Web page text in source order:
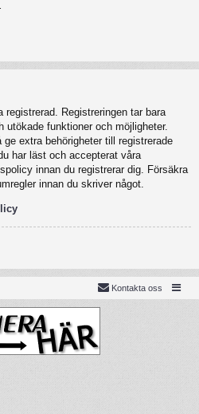
Registreringen tar bara
utökade funktioner och möjligheter.
extra behörigheter till registrerade
har läst och accepterat våra
innan du registrerar dig. Försäkra
innan du skriver något.
Kontakta oss